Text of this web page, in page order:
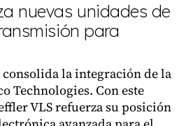
nuevas unidades de
para
la integración de la
Technologies. Con este
VLS refuerza su posición